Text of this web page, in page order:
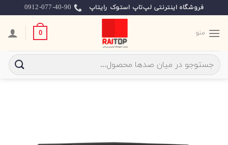
to
content
فروشگاه اینترنتی لپ‌تاپ استوک رایتاپ 0912-077-40-90
منو 0
جستجو
برای: